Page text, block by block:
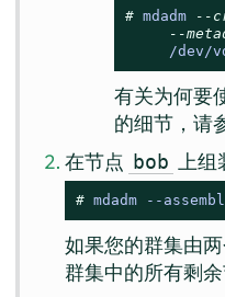
# mdadm
--
--
/dev/
有关为何要
的细节，请
在节点 bob 上组
# mdadm --
如果您的群集由
群集中的所有剩余